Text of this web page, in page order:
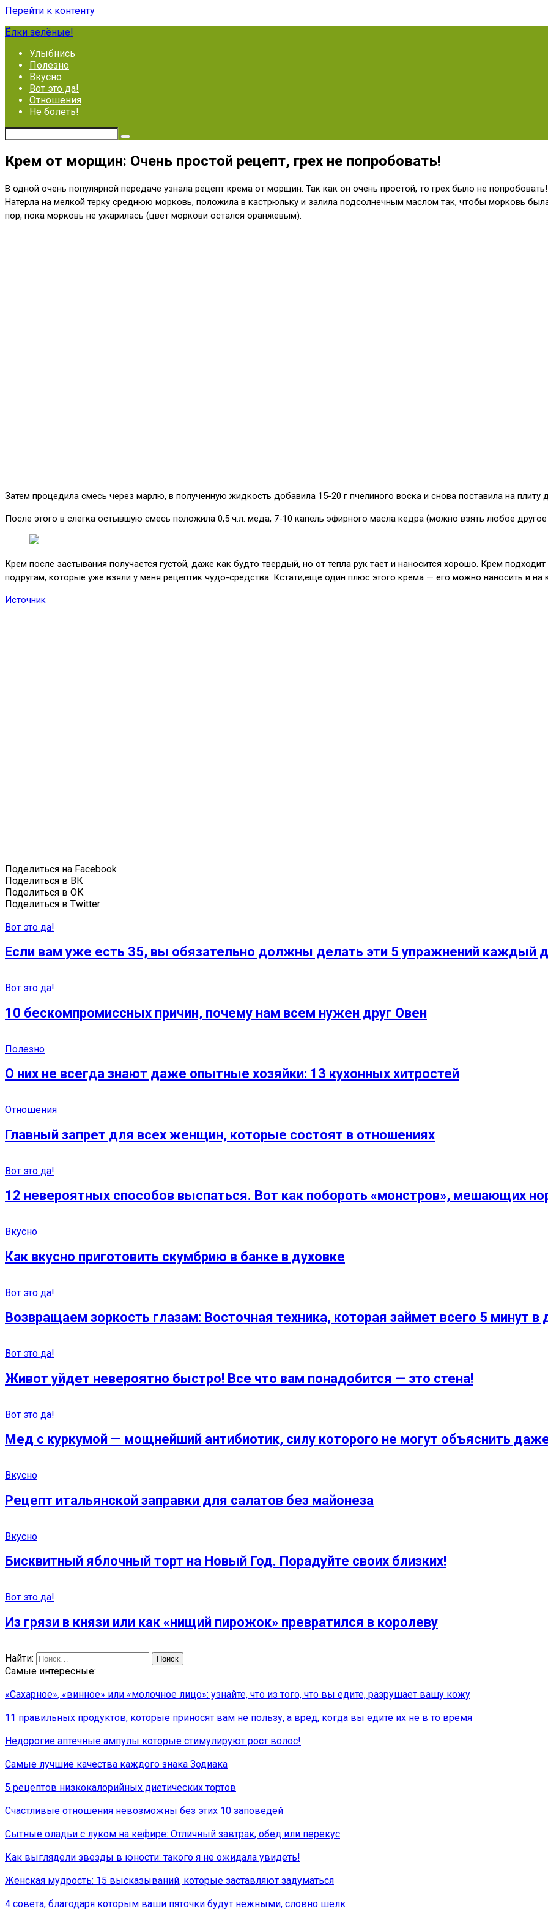
Перейти к контенту
Ёлки зелёные!
Улыбнись
Полезно
Вкусно
Вот это да!
Отношения
Не болеть!
Крем от морщин: Очень простой рецепт, грех не попробовать!
В одной очень популярной передаче узнала рецепт крема от морщин. Так как он очень простой, то грех было не попробовать!
Натерла на мелкой терку среднюю морковь, положила в кастрюльку и залила подсолнечным маслом так, чтобы морковь
пор, пока морковь не ужарилась (цвет моркови остался оранжевым).
Затем процедила смесь через марлю, в полученную жидкость добавила 15-20 г пчелиного воска и снова поставила на плиту
После этого в слегка остывшую смесь положила 0,5 ч.л. меда, 7-10 капель эфирного масла кедра (можно взять любое
Крем после застывания получается густой, даже как будто твердый, но от тепла рук тает и наносится хорошо. Крем
подругам, которые уже взяли у меня рецептик чудо-средства. Кстати,еще один плюс этого крема — его можно наносить и на
Источник
Поделиться на Facebook
Поделиться в ВК
Поделиться в ОК
Поделиться в Twitter
Вот это да!
Если вам уже есть 35, вы обязательно должны делать эти 5 упражнений каждый
Вот это да!
10 бескомпромиссных причин, почему нам всем нужен друг Овен
Полезно
О них не всегда знают даже опытные хозяйки: 13 кухонных хитростей
Отношения
Главный запрет для всех женщин, которые состоят в отношениях
Вот это да!
12 невероятных способов выспаться. Вот как побороть «монстров», мешающих
Вкусно
Как вкусно приготовить скумбрию в банке в духовке
Вот это да!
Возвращаем зоркость глазам: Восточная техника, которая займет всего 5 минут в
Вот это да!
Живот уйдет невероятно быстро! Все что вам понадобится — это стена!
Вот это да!
Мед с куркумой — мощнейший антибиотик, силу которого не могут объяснить
Вкусно
Рецепт итальянской заправки для салатов без майонеза
Вкусно
Бисквитный яблочный торт на Новый Год. Порадуйте своих близких!
Вот это да!
Из грязи в князи или как «нищий пирожок» превратился в королеву
Найти:
Самые интересные:
«Сахарное», «винное» или «молочное лицо»: узнайте, что из того, что вы едите, разрушает вашу кожу
11 правильных продуктов, которые приносят вам не пользу, а вред, когда вы едите их не в то время
Недорогие аптечные ампулы которые стимулируют рост волос!
Самые лучшие качества каждого знака Зодиака
5 рецептов низкокалорийных диетических тортов
Счастливые отношения невозможны без этих 10 заповедей
Сытные оладьи с луком на кефире: Отличный завтрак, обед или перекус
Как выглядели звезды в юности: такого я не ожидала увидеть!
Женская мудрость: 15 высказываний, которые заставляют задуматься
4 совета, благодаря которым ваши пяточки будут нежными, словно шелк